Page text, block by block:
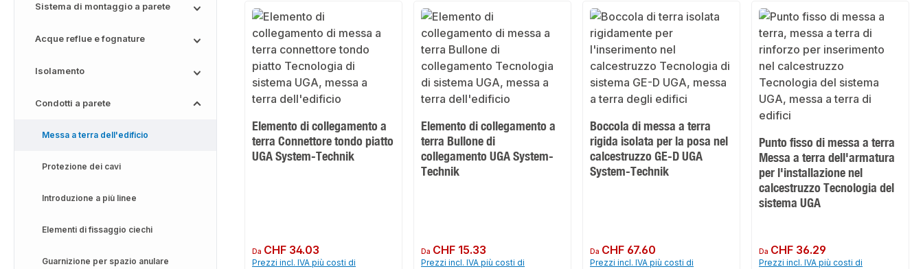
Sistema di montaggio a parete
Acque reflue e fognature
Isolamento
Condotti a parete
Messa a terra dell'edificio
Protezione dei cavi
Introduzione a più linee
Elementi di fissaggio ciechi
Guarnizione per spazio anulare
Elemento di collegamento a
terra Connettore tondo piatto
UGA System-Technik
Prezzo normale:
Da CHF 34.03
Prezzi incl. IVA più costi di
Elemento di collegamento a
terra Bullone di
collegamento UGA System-
Technik
Prezzo normale:
Da CHF 15.33
Prezzi incl. IVA più costi di
Boccola di messa a terra
rigida isolata per la posa nel
calcestruzzo GE-D UGA
System-Technik
Prezzo normale:
Da CHF 67.60
Prezzi incl. IVA più costi di
Punto fisso di messa a terra
Messa a terra dell'armatura
per l'installazione nel
calcestruzzo Tecnologia del
sistema UGA
Prezzo normale:
Da CHF 36.29
Prezzi incl. IVA più costi di